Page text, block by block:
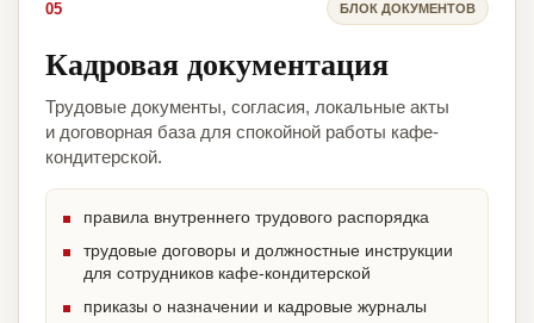
05 БЛОК ДОКУМЕНТОВ
Кадровая документация
Трудовые документы, согласия, локальные акты
и договорная база для спокойной работы кафе-
кондитерской.
правила внутреннего трудового распорядка
трудовые договоры и должностные инструкции
для сотрудников кафе-кондитерской
приказы о назначении и кадровые журналы